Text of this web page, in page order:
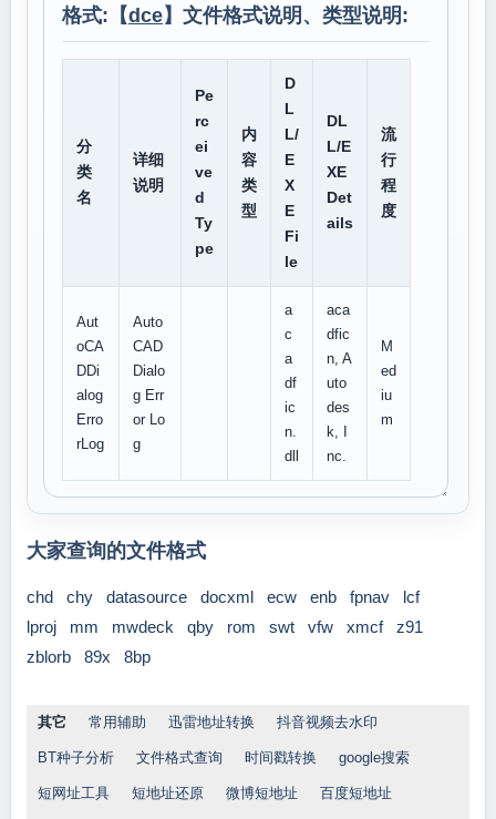
格式:【dce】文件格式说明、类型说明:
分
类
名
详细
说明
Pe
rc
ei
ve
d
Ty
pe
内
容
类
型
D
L
L/
E
X
E
Fi
le
DL
L/E
XE
Det
ails
流
行
程
度
Aut
oCA
DDi
alog
Erro
rLog
Auto
CAD
Dialo
g Err
or Lo
g
a
c
a
df
ic
n.
dll
aca
dfic
n, A
uto
des
k, I
nc.
M
ed
iu
m
大家查询的文件格式
chd chy datasource docxml ecw enb fpnav
lcf
lproj
mm mwdeck qby rom swt vfw xmcf
z91
zblorb
89x 8bp
其它 常用辅助 迅雷地址转换 抖音视频去水印
BT种子分析 文件格式查询 时间戳转换 google搜索
短网址工具 短地址还原 微博短地址 百度短地址